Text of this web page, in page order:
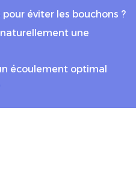
éviter les bouchons ?
une
écoulement optimal